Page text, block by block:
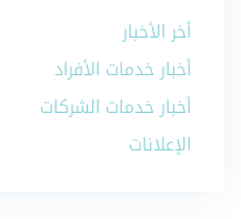
أخر الأخبار
أخبار خدمات الأفراد
أخبار خدمات الشركات
الإعلانات